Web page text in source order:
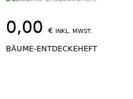
0,00€ INKL. MWST.
BÄUME-ENTDECKEHEFT